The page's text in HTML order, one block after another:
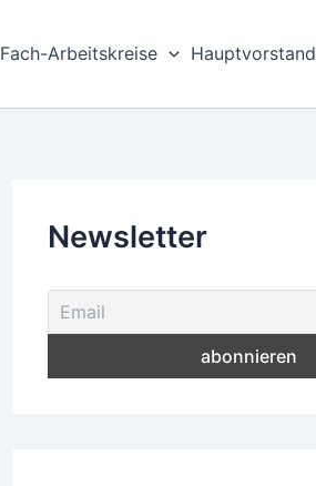
Fach-Arbeitskreise Hauptvorstand
Newsletter